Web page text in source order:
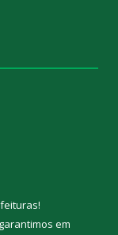
!
em